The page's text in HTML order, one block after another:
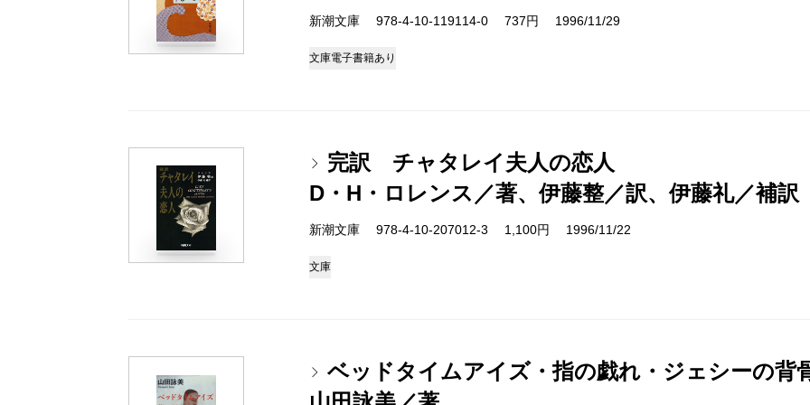
新潮文庫 978-4-10-119114-0 737円 1996/11/29
文庫電子書籍あり
完訳 チャタレイ夫人の恋人
D・H・ロレンス／著、伊藤整／訳、伊藤礼／補訳
新潮文庫 978-4-10-207012-3 1,100円 1996/11/22
文庫
ベッドタイムアイズ・指の戯れ・ジェシーの背